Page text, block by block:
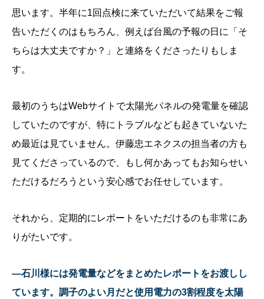
思います。半年に1回点検に来ていただいて結果をご報
告いただくのはもちろん、例えば台風の予報の日に「そ
ちらは大丈夫ですか？」と連絡をくださったりもしま
す。
最初のうちはWebサイトで太陽光パネルの発電量を確認
していたのですが、特にトラブルなども起きていないた
め最近は見ていません。伊藤忠エネクスの担当者の方も
見てくださっているので、もし何かあってもお知らせい
ただけるだろうという安心感でお任せしています。
それから、定期的にレポートをいただけるのも非常にあ
りがたいです。
—石川様には発電量などをまとめたレポートをお渡しし
ています。調子のよい月だと使用電力の3割程度を太陽